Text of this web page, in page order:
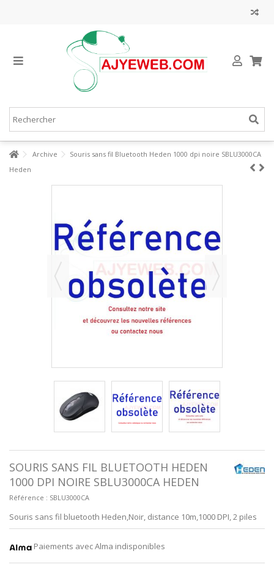
Archive
Souris sans fil Bluetooth Heden 1000 dpi noire SBLU3000CA
Heden
SOURIS SANS FIL BLUETOOTH HEDEN
1000 DPI NOIRE SBLU3000CA HEDEN
Référence : SBLU3000CA
Souris sans fil bluetooth Heden,Noir, distance 10m,1000 DPI, 2 piles
Paiements avec Alma indisponibles